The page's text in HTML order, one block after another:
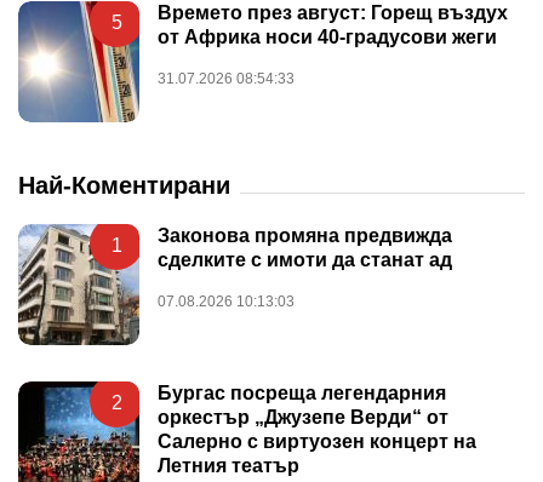
5
Времето през август: Горещ въздух
от Африка носи 40-градусови жеги
31.07.2026 08:54:33
Най-Коментирани
1
Законова промяна предвижда
сделките с имоти да станат ад
07.08.2026 10:13:03
2
Бургас посреща легендарния
оркестър „Джузепе Верди“ от
Салерно с виртуозен концерт на
Летния театър